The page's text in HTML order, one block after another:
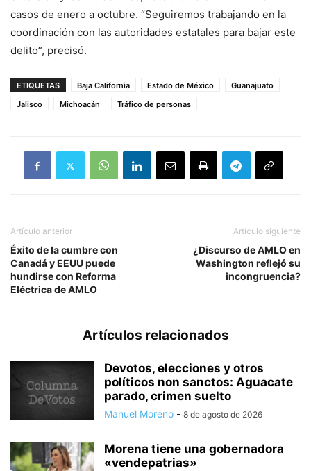
casos de enero a octubre. “Seguiremos trabajando en la
coordinación con las autoridades estatales para bajar este
delito”, precisó.
ETIQUETAS Baja California Estado de México
Guanajuato
Jalisco
Michoacán Tráfico de personas
Artículo anterior
Éxito de la cumbre con
Canadá y EEUU puede
hundirse con Reforma
Eléctrica de AMLO
Artículo siguiente
¿Discurso de AMLO en
Washington reflejó su
incongruencia?
Artículos relacionados
Devotos, elecciones y otros
políticos non sanctos: Aguacate
parado, crimen suelto
Manuel Moreno - 8 de agosto de 2026
Morena tiene una gobernadora
«vendepatrias»